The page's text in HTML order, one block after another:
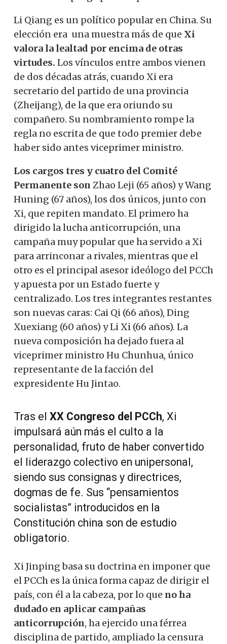
Li Qiang es un político popular en China. Su
elección era una muestra más de que Xi
valora la lealtad por encima de otras
virtudes. Los vínculos entre ambos vienen
de dos décadas atrás, cuando Xi era
secretario del partido de una provincia
(Zheijang), de la que era oriundo su
compañero. Su nombramiento rompe la
regla no escrita de que todo premier debe
haber sido antes viceprimer ministro.
Los cargos tres y cuatro del Comité
Permanente son Zhao Leji (65 años) y Wang
Huning (67 años), los dos únicos, junto con
Xi, que repiten mandato. El primero ha
dirigido la lucha anticorrupción, una
campaña muy popular que ha servido a Xi
para arrinconar a rivales, mientras que el
otro es el principal asesor ideólogo del PCCh
y apuesta por un Estado fuerte y
centralizado. Los tres integrantes restantes
son nuevas caras: Cai Qi (66 años), Ding
Xuexiang (60 años) y Li Xi (66 años). La
nueva composición ha dejado fuera al
viceprimer ministro Hu Chunhua, único
representante de la facción del
expresidente Hu Jintao.
Tras el XX Congreso del PCCh, Xi
impulsará aún más el culto a la
personalidad, fruto de haber convertido
el liderazgo colectivo en unipersonal,
siendo sus consignas y directrices,
dogmas de fe. Sus “pensamientos
socialistas” introducidos en la
Constitución china son de estudio
obligatorio.
Xi Jinping basa su doctrina en imponer que
el PCCh es la única forma capaz de dirigir el
país, con él a la cabeza, por lo que no ha
dudado en aplicar campañas
anticorrupción, ha ejercido una férrea
disciplina de partido, ampliado la censura